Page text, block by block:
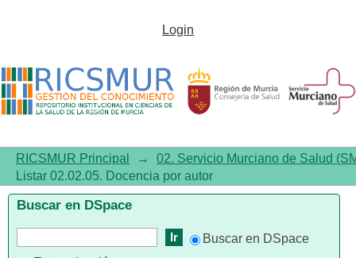
Listar 02.02.05. Docencia por
Login
RICSMUR Principal →
02. Servicio Murciano de Salud
Listar 02.02.05. Docencia por autor
Buscar en DSpace
Buscar en DSpace